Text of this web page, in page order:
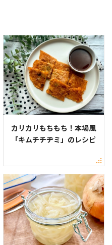
カリカリもちもち！本場風
「キムチチヂミ」のレシピ